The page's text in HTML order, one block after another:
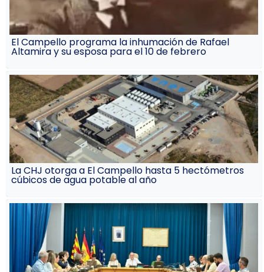
El Campello programa la inhumación de Rafael
Altamira y su esposa para el 10 de febrero
La CHJ otorga a El Campello hasta 5 hectómetros
cúbicos de agua potable al año